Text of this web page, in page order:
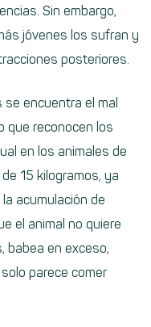
Sin embargo,
jóvenes los sufran y
posteriores.
encuentra el mal
que reconocen los
en los animales de
15 kilogramos, ya
acumulación de
el animal no quiere
babea en exceso,
parece comer